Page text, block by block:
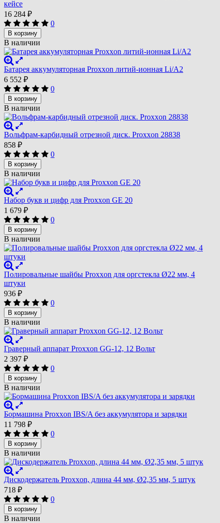
кейсе
16 284 ₽
0
В корзину
В наличии
Батарея аккумуляторная Proxxon литий-ионная Li/A2
6 552 ₽
0
В корзину
В наличии
Вольфрам-карбидный отрезной диск. Proxxon 28838
858 ₽
0
В корзину
В наличии
Набор букв и цифр для Proxxon GE 20
1 679 ₽
0
В корзину
В наличии
Полировальные шайбы Proxxon для оргстекла Ø22 мм, 4
штуки
936 ₽
0
В корзину
В наличии
Граверный аппарат Proxxon GG-12, 12 Вольт
2 397 ₽
0
В корзину
В наличии
Бормашина Proxxon IBS/A без аккумулятора и зарядки
11 798 ₽
0
В корзину
В наличии
Дискодержатель Proxxon, длина 44 мм, Ø2,35 мм, 5 штук
718 ₽
0
В корзину
В наличии